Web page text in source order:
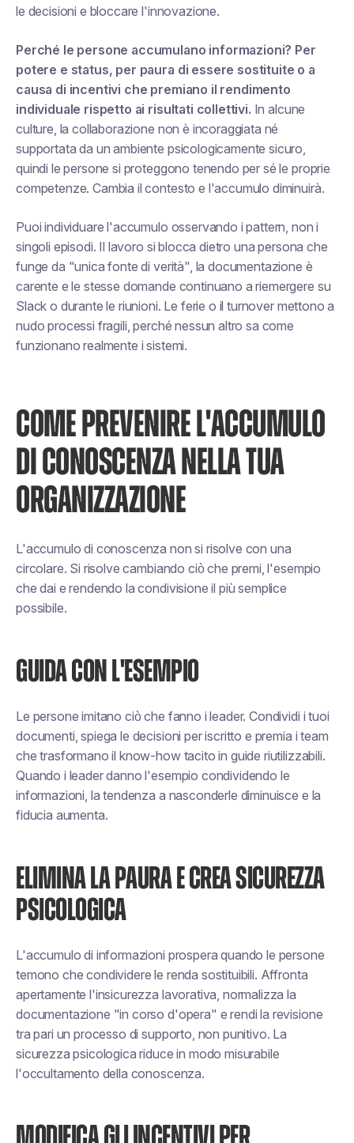
le decisioni e bloccare l'innovazione.
Perché le persone accumulano informazioni? Per
potere e status, per paura di essere sostituite o a
causa di incentivi che premiano il rendimento
individuale rispetto ai risultati collettivi. In alcune
culture, la collaborazione non è incoraggiata né
supportata da un ambiente psicologicamente sicuro,
quindi le persone si proteggono tenendo per sé le proprie
competenze. Cambia il contesto e l'accumulo diminuirà.
Puoi individuare l'accumulo osservando i pattern, non i
singoli episodi. Il lavoro si blocca dietro una persona che
funge da "unica fonte di verità", la documentazione è
carente e le stesse domande continuano a riemergere su
Slack o durante le riunioni. Le ferie o il turnover mettono a
nudo processi fragili, perché nessun altro sa come
funzionano realmente i sistemi.
COME PREVENIRE L'ACCUMULO
DI CONOSCENZA NELLA TUA
ORGANIZZAZIONE
L'accumulo di conoscenza non si risolve con una
circolare. Si risolve cambiando ciò che premi, l'esempio
che dai e rendendo la condivisione il più semplice
possibile.
GUIDA CON L'ESEMPIO
Le persone imitano ciò che fanno i leader. Condividi i tuoi
documenti, spiega le decisioni per iscritto e premia i team
che trasformano il know-how tacito in guide riutilizzabili.
Quando i leader danno l'esempio condividendo le
informazioni, la tendenza a nasconderle diminuisce e la
fiducia aumenta.
ELIMINA LA PAURA E CREA SICUREZZA
PSICOLOGICA
L'accumulo di informazioni prospera quando le persone
temono che condividere le renda sostituibili. Affronta
apertamente l'insicurezza lavorativa, normalizza la
documentazione "in corso d'opera" e rendi la revisione
tra pari un processo di supporto, non punitivo. La
sicurezza psicologica riduce in modo misurabile
l'occultamento della conoscenza.